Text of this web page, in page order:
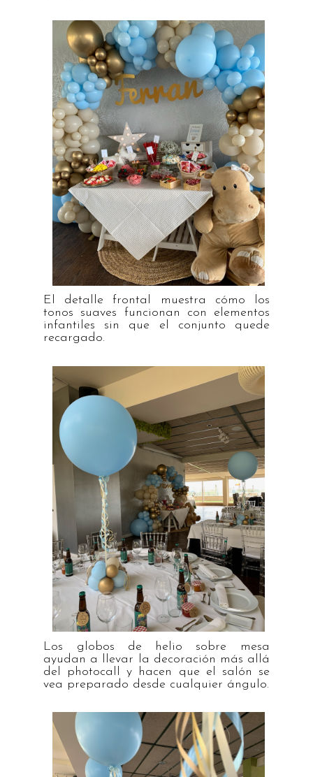
El detalle frontal muestra cómo los
tonos suaves funcionan con elementos
infantiles sin que el conjunto quede
recargado.
Los globos de helio sobre mesa
ayudan a llevar la decoración más allá
del photocall y hacen que el salón se
vea preparado desde cualquier ángulo.